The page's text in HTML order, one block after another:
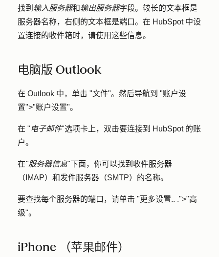
找到 输入服务器和输出服务器字段。较长的文本框是
服务器名称，右侧的文本框是端口。在 HubSpot 中设
置连接的收件箱时，请使用这些信息。
电脑版 Outlook
在 Outlook 中，单击 "文件"。然后导航到 "账户设
置">"账户设置"。
在 "电子邮件"选项卡上，双击要连接到 HubSpot 的账
户。
在"服务器信息"下面，你可以找到收件服务器
（IMAP）和发件服务器（SMTP）的名称。
要查找每个服务器的端口，请单击 "更多设置.. .">"高
级"。
iPhone （苹果邮件）